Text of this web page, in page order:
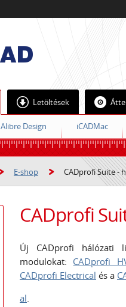
Alibre Design iCADMac
Letöltések
E-shop CADprofi Suite -
CADprofi
Új CADprofi hálózati
modulokat: CADprofi
CADprofi Electrical és a
al.